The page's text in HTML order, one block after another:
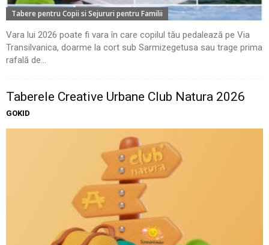
Tabere pentru Copii si Sejururi pentru Familii
Vara lui 2026 poate fi vara în care copilul tău pedalează pe Via
Transilvanica, doarme la cort sub Sarmizegetusa sau trage prima
rafală de...
Taberele Creative Urbane Club Natura 2026
GOKID